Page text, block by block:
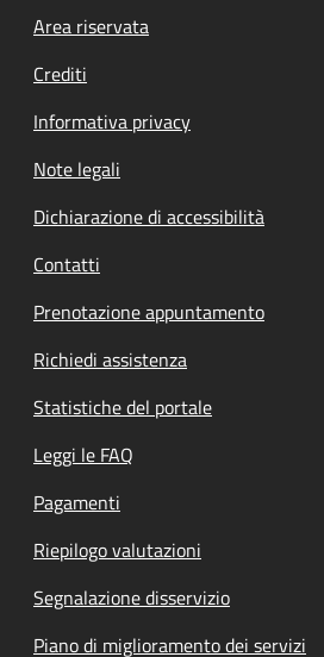
Footer menu
Area riservata
Crediti
Informativa privacy
Note legali
Dichiarazione di accessibilità
Contatti
Prenotazione appuntamento
Richiedi assistenza
Statistiche del portale
Leggi le FAQ
Pagamenti
Riepilogo valutazioni
Segnalazione disservizio
Piano di miglioramento dei servizi